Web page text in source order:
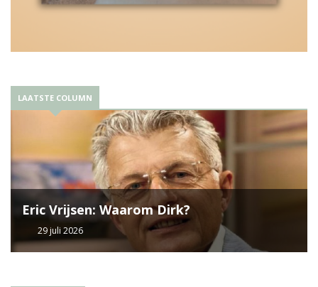
LAATSTE COLUMN
Eric Vrijsen: Waarom Dirk?
29 juli 2026